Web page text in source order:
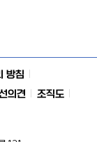
방침
의견
조직도